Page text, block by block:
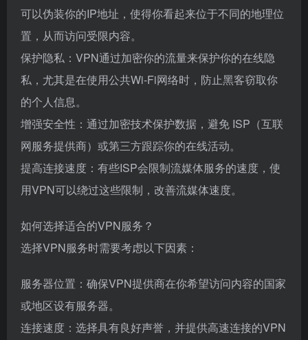
可以伪装你的IP地址，使得你看起来位于不同的地理位
置，从而访问受限内容。
保护隐私：VPN通过加密你的流量来保护你的在线隐
私，尤其是在使用公共Wi-Fi网络时，防止黑客窃取你
的个人信息。
增强安全性：通过加密技术保护数据，避免 ISP（互联
网服务提供商）或第三方跟踪你的在线活动。
提高连接速度：有些ISP会限制流媒体服务的速度，使
用VPN可以绕过这些限制，改善流媒体速度。
如何选择适合的VPN服务？
选择VPN服务时需要考虑以下因素：
服务器位置：确保VPN提供商在你希望访问内容的国家
或地区设有服务器。
连接速度：选择具有良好声誉，并提供高速连接的VPN